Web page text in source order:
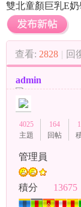
（»
雙北童顏巨乳E
查看: 2828 | 回
admin
4025
主題
164
回帖
管理員
積分 13675